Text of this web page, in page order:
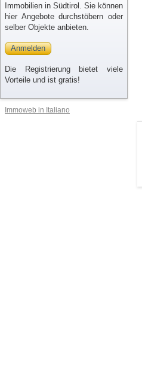
Immobilien in Südtirol. Sie können
hier Angebote durchstöbern oder
selber Objekte anbieten.
Anmelden
Die Registrierung bietet viele
Vorteile und ist gratis!
Immoweb in Italiano